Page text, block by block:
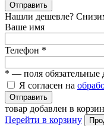
Отправить
Нашли дешевле?
Ваше имя
Телефон *
* — поля обязательные
Я согласен на
Отправить
товар добавлен в
Перейти в корзину